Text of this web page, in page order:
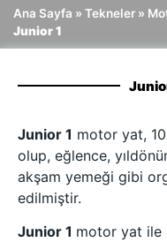
Ana Sayfa » Tekneler »
Junior 1
Junior 1 motor yat,
olup, eğlence,
akşam yemeği gibi
edilmiştir.
Junior 1 motor yat ile